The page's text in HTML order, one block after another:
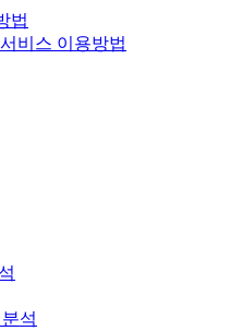
법
비스 이용방법
석